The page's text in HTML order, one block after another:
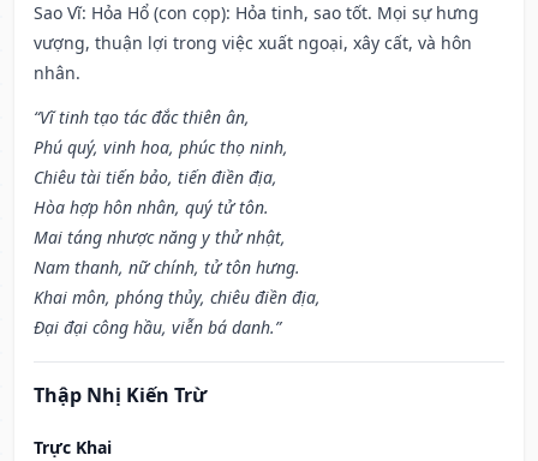
Sao Vĩ: Hỏa Hổ (con cọp): Hỏa tinh, sao tốt. Mọi sự hưng
vượng, thuận lợi trong việc xuất ngoại, xây cất, và hôn
nhân.
“Vĩ tinh tạo tác đắc thiên ân,
Phú quý, vinh hoa, phúc thọ ninh,
Chiêu tài tiến bảo, tiến điền địa,
Hòa hợp hôn nhân, quý tử tôn.
Mai táng nhược năng y thử nhật,
Nam thanh, nữ chính, tử tôn hưng.
Khai môn, phóng thủy, chiêu điền địa,
Đại đại công hầu, viễn bá danh.”
Thập Nhị Kiến Trừ
Trực Khai